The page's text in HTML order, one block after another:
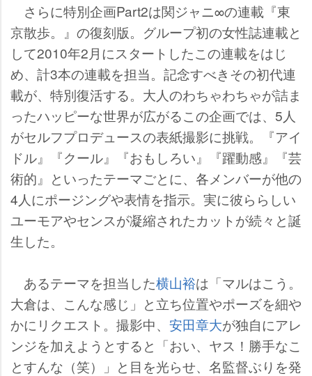
さらに特別企画Part2は関ジャニ∞の連載『東
京散歩。』の復刻版。グループ初の女性誌連載と
して2010年2月にスタートしたこの連載をはじ
め、計3本の連載を担当。記念すべきその初代連
載が、特別復活する。大人のわちゃわちゃが詰ま
ったハッピーな世界が広がるこの企画では、5人
がセルフプロデュースの表紙撮影に挑戦。『アイ
ドル』『クール』『おもしろい』『躍動感』『芸
術的』といったテーマごとに、各メンバーが他の
4人にポージングや表情を指示。実に彼ららしい
ユーモアやセンスが凝縮されたカットが続々と誕
生した。
あるテーマを担当した横山裕は「マルはこう。
大倉は、こんな感じ」と立ち位置やポーズを細
かにリクエスト。撮影中、 安田章大が独自にアレ
ンジを加えようとすると「おい、ヤス！勝手なこ
とすんな（笑）」と目を光らせ、名監督ぶりを発